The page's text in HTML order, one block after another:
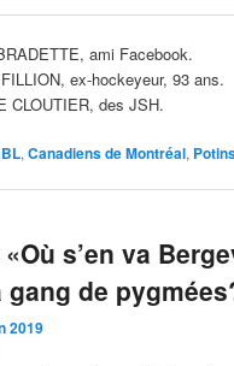
ami Facebook.
ex-hockeyeur, 93 ans.
CLOUTIER, des JSH.
,Canadiens de Montréal,
s’en va
gang de
2019